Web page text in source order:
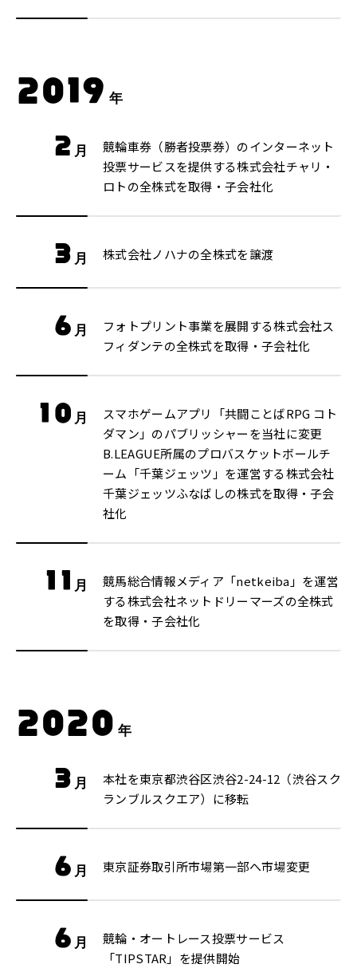
2019 年
2 月
競輪車券（勝者投票券）のインターネット
投票サービスを提供する株式会社チャリ・
ロトの全株式を取得・子会社化
3 月 株式会社ノハナの全株式を譲渡
6 月
フォトプリント事業を展開する株式会社ス
フィダンテの全株式を取得・子会社化
10 月
スマホゲームアプリ「共闘ことばRPG コト
ダマン」のパブリッシャーを当社に変更
B.LEAGUE所属のプロバスケットボールチ
ーム「千葉ジェッツ」を運営する株式会社
千葉ジェッツふなばしの株式を取得・子会
社化
11 月
競馬総合情報メディア「netkeiba」を運営
する株式会社ネットドリーマーズの全株式
を取得・子会社化
2020 年
3 月
本社を東京都渋谷区渋谷2-24-12（渋谷スク
ランブルスクエア）に移転
6 月 東京証券取引所市場第一部へ市場変更
6 月
競輪・オートレース投票サービス
「TIPSTAR」を提供開始